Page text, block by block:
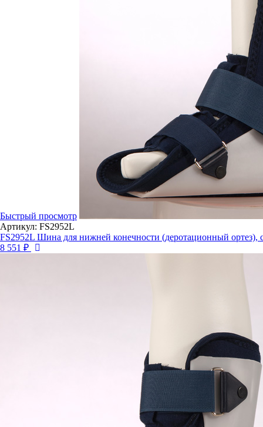
Быстрый просмотр
Артикул: FS2952L
FS2952L Шина для нижней конечности (деротационный
8 551 ₽